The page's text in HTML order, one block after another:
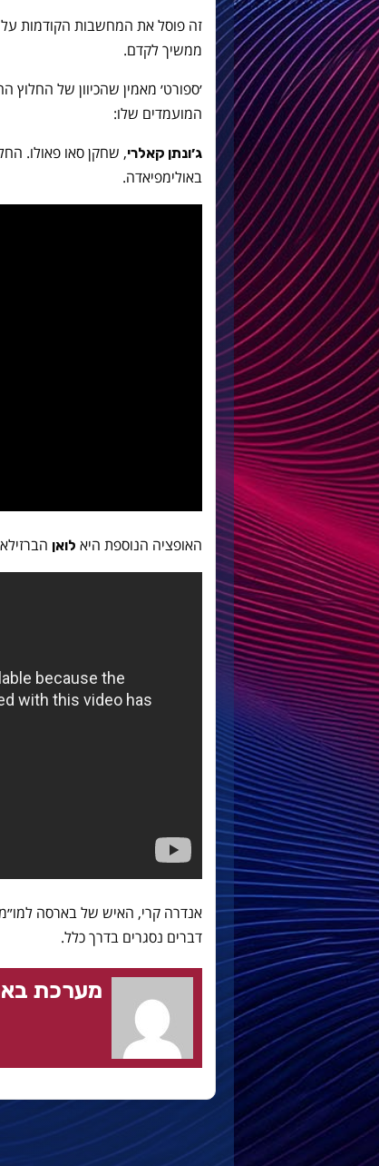
זה פוסל את המחשבות הקודמות על
ממשיך לקדם.
׳ספורט׳ מאמין שהכיוון של
המועמדים שלו:
ג׳ונתן קאלרי, שחקן סאו פאולו.
באולימפיאדה.
האופציה הנוספת היא לואן
אנדרה קרי, האיש של בארסה
דברים נסגרים בדרך כלל.
מערכת